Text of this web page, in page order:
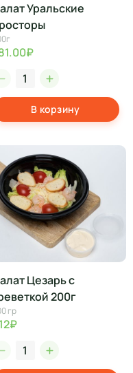
Уральские
В корзину
Цезарь с
200г
гр